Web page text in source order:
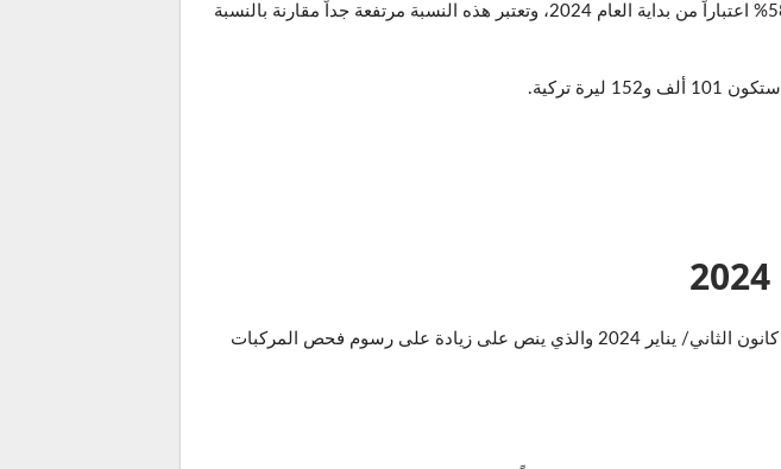
أعلنت وزارة المالية التركية عن رفع قيمة معاينة السيارة في تركيا (MTV) بنسبة 58.46% اعتباراً من بداية العام 2024، وتعتبر هذه النسبة مرتفعة جداً مقارنة بالنسبة
أعلنت وزارة المالية التركية عن قرار رسمي تم نشره في الجريدة الرسمية بتاريخ 01 كانون الثاني/ يناير 2024 والذي ينص على زيادة على رسوم فحص المركبات